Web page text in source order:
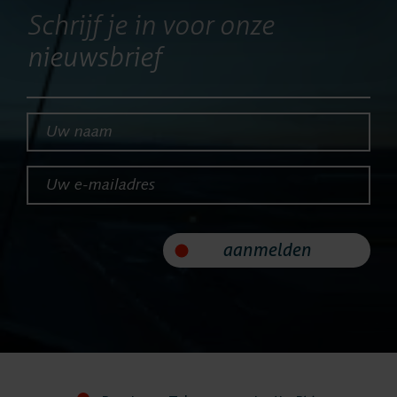
Producten
ASC
Storavox
FlexREC
LeapXpert
Schrijf je in voor onze
nieuwsbrief
Uw naam*
Uw e-mailadres*
aanmelden